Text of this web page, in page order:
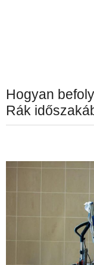
Hogyan
Rák